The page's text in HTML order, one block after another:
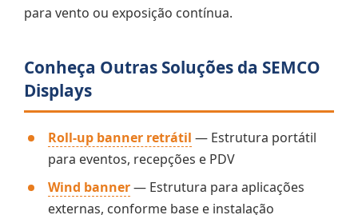
para vento ou exposição contínua.
Conheça Outras Soluções da SEMCO
Displays
Roll-up banner retrátil — Estrutura portátil
para eventos, recepções e PDV
Wind banner— Estrutura para aplicações
externas, conforme base e instalação